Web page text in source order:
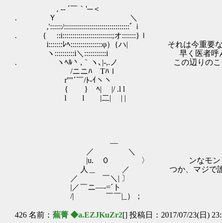
, -‐ ´￣｀'─＜
. Ｙ ＼
,'::::::/:::::::::::::::::::::::::::::::::ﾞｉ
. { ::i:::::::::::::::::::::::::;オ:::::::}ｌ
i:::::::ﾚﾍ::::::::::::::::φ）{ハ| それは今重要なこ
ヽ::::::::::i＼:::::::::::i ゝ 早く医者呼んで
. ヽﾍﾙ丶,｀ヽ､|‐,.ノ この辺りのこと、ま
/ニニﾊ Tﾊｌ
r''"´￣/ﾄ-ｲヽヽ
{ } ﾍ| |/ .l l
l l |二| | |
―
／ ＼
|u. ０ 〉 ンなモンとうの昔に呼
人＿ ／ つか、マジで誰なんだ
／ ￣＼| 〕
|／￣ニ―-=´ト
/| ￣￣|_）；
426 名前： 蕪菁 ◆a.EZJKuZr2[] 投稿日：2017/07/23(日)